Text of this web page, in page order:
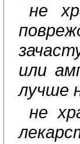
не
или
лучше
не